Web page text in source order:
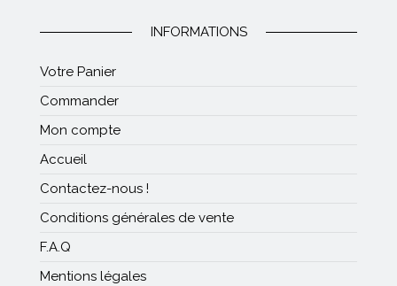
INFORMATIONS
Votre Panier
Commander
Mon compte
Accueil
Contactez-nous !
Conditions générales de vente
F.A.Q
Mentions légales